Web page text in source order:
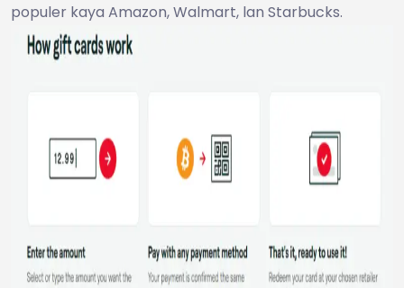
populer kaya Amazon, Walmart, lan Starbucks.